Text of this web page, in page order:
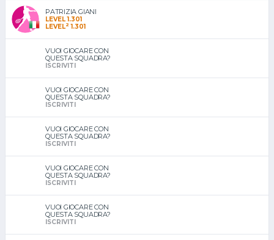
PATRIZIA GIANI
LEVEL 1.301
LEVEL2 1.301
VUOI GIOCARE CON
QUESTA SQUADRA?
ISCRIVITI
VUOI GIOCARE CON
QUESTA SQUADRA?
ISCRIVITI
VUOI GIOCARE CON
QUESTA SQUADRA?
ISCRIVITI
VUOI GIOCARE CON
QUESTA SQUADRA?
ISCRIVITI
VUOI GIOCARE CON
QUESTA SQUADRA?
ISCRIVITI